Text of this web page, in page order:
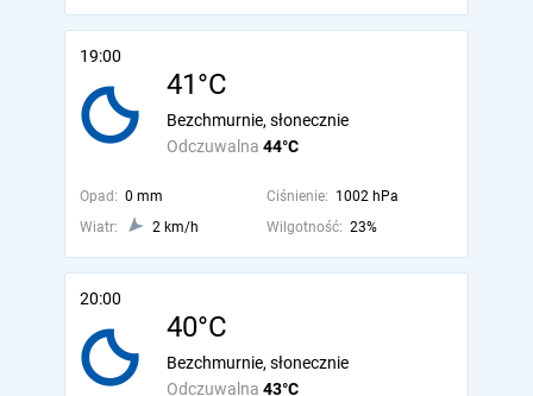
19:00
41°C
Odczuwalna 44°C
Bezchmurnie, słonecznie
Opad: 0 mm Ciśnienie: 1002 hPa
Wiatr:
2 km/h Wilgotność: 23%
20:00
40°C
Odczuwalna 43°C
Bezchmurnie, słonecznie